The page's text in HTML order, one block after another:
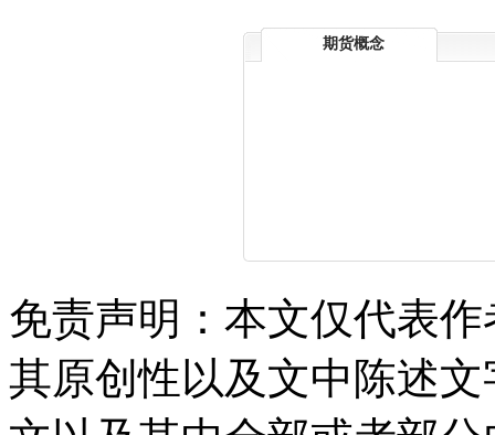
期货概念
免责声明：本文仅代表
其原创性以及文中陈述